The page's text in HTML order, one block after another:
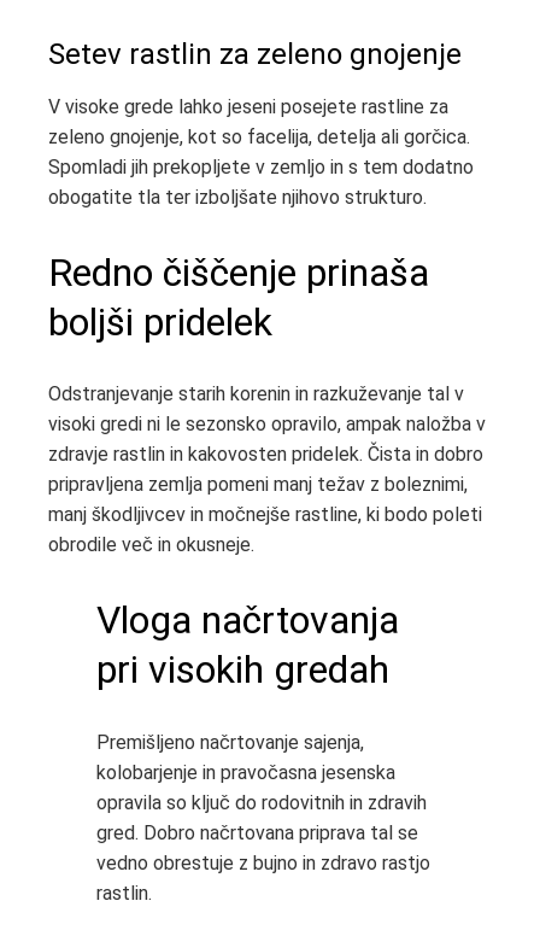
Setev rastlin za zeleno gnojenje
V visoke grede lahko jeseni posejete rastline za
zeleno gnojenje, kot so facelija, detelja ali gorčica.
Spomladi jih prekopljete v zemljo in s tem dodatno
obogatite tla ter izboljšate njihovo strukturo.
Redno čiščenje prinaša
boljši pridelek
Odstranjevanje starih korenin in razkuževanje tal v
visoki gredi ni le sezonsko opravilo, ampak naložba v
zdravje rastlin in kakovosten pridelek. Čista in dobro
pripravljena zemlja pomeni manj težav z boleznimi,
manj škodljivcev in močnejše rastline, ki bodo poleti
obrodile več in okusneje.
Vloga načrtovanja
pri visokih gredah
Premišljeno načrtovanje sajenja,
kolobarjenje in pravočasna jesenska
opravila so ključ do rodovitnih in zdravih
gred. Dobro načrtovana priprava tal se
vedno obrestuje z bujno in zdravo rastjo
rastlin.